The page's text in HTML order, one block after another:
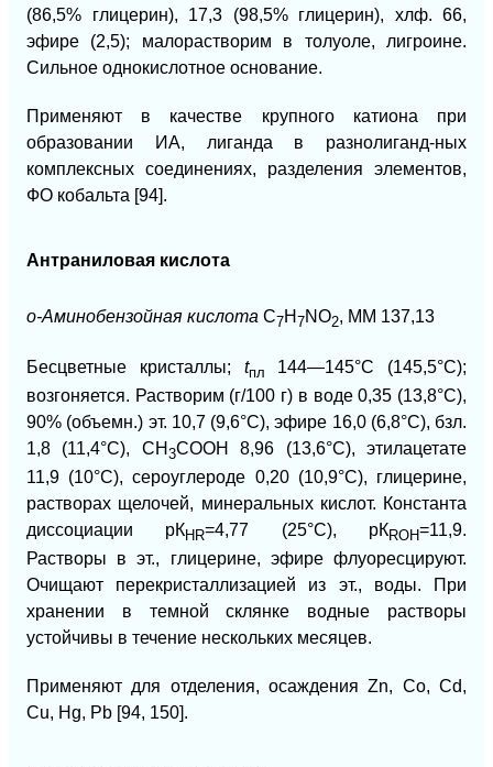
(86,5% глицерин), 17,3 (98,5% глицерин), хлф. 66,
эфире (2,5); малорастворим в толуоле, лигроине.
Сильное однокислотное основание.
Применяют в качестве крупного катиона при
образовании ИА, лиганда в разнолиганд-ных
комплексных соединениях, разделения элементов,
ФО кобальта [94].
Антраниловая кислота
о-Аминобензойная кислота C7H 7NO2, ММ 137,13
Бесцветные кристаллы; tпл
144—145°С (145,5°С);
возгоняется. Растворим (г/100 г) в воде 0,35 (13,8°С),
90% (объемн.) эт. 10,7 (9,6°С), эфире 16,0 (6,8°С), бзл.
1,8 (11,4°С), СН 3СООН 8,96 (13,6°С), этилацетате
11,9 (10°С), сероуглероде 0,20 (10,9°С), глицерине,
растворах щелочей, минеральных кислот. Константа
диссоциации рКHR=4,77 (25°С), рКROH=11,9.
Растворы в эт., глицерине, эфире флуоресцируют.
Очищают перекристаллизацией из эт., воды. При
хранении в темной склянке водные растворы
устойчивы в течение нескольких месяцев.
Применяют для отделения, осаждения Zn, Со, Cd,
Сu, Hg, Pb [94, 150].